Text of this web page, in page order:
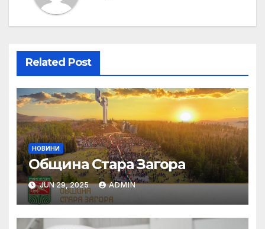
Related Post
НОВИНИ
Община Стара Загора
JUN 29, 2025 ADMIN